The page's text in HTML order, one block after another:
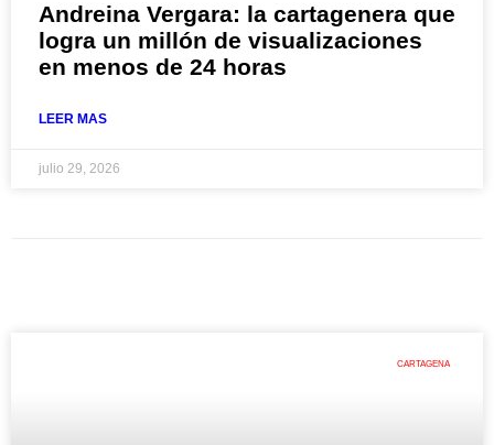
Andreina Vergara: la cartagenera que
logra un millón de visualizaciones
en menos de 24 horas
LEER MAS
julio 29, 2026
CARTAGENA